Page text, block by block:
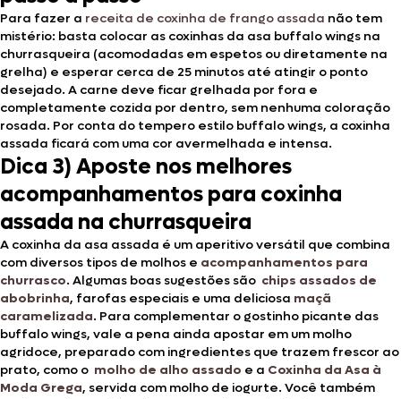
Para fazer a receita de coxinha de frango assada não tem
mistério: basta colocar as coxinhas da asa buffalo wings na
churrasqueira (acomodadas em espetos ou diretamente na
grelha) e esperar cerca de 25 minutos até atingir o ponto
desejado. A carne deve ficar grelhada por fora e
completamente cozida por dentro, sem nenhuma coloração
rosada. Por conta do tempero estilo buffalo wings, a coxinha
assada ficará com uma cor avermelhada e intensa.
Dica 3) Aposte nos melhores
acompanhamentos para coxinha
assada na churrasqueira
A coxinha da asa assada é um aperitivo versátil que combina
com diversos tipos de molhos e acompanhamentos para
churrasco. Algumas boas sugestões são chips assados de
abobrinha, farofas especiais e uma deliciosa maçã
caramelizada. Para complementar o gostinho picante das
buffalo wings, vale a pena ainda apostar em um molho
agridoce, preparado com ingredientes que trazem frescor ao
prato, como o molho de alho assado e a Coxinha da Asa à
Moda Grega, servida com molho de iogurte. Você também